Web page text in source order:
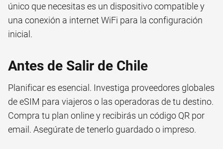
único que necesitas es un dispositivo compatible y
una conexión a internet WiFi para la configuración
inicial.
Antes de Salir de Chile
Planificar es esencial. Investiga proveedores globales
de eSIM para viajeros o las operadoras de tu destino.
Compra tu plan online y recibirás un código QR por
email. Asegúrate de tenerlo guardado o impreso.